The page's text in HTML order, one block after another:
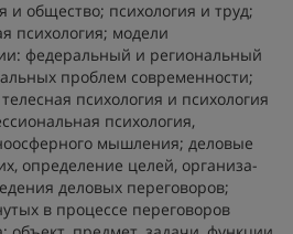
общество; психология и труд;
психология; модели
федеральный и региональный
проблем современности;
психология и психология
психология,
мышления; деловые
определение целей, организа-
деловых переговоров;
в процессе переговоров